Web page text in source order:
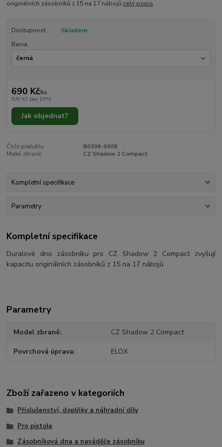
originálních zásobníků z 15 na 17 nábojů celý popis
Dostupnost
Skladem
Barva
690 Kč/ks
570 Kč bez DPH
Jak objednat?
Číslo produktu:
B0306-0008
Model zbraně:
CZ Shadow 2 Compact
Kompletní specifikace
Parametry
Kompletní specifikace
Duralové dno zásobníku pro CZ Shadow 2 Compact zvyšují
kapacitu originálních zásobníků z 15 na 17 nábojů
Parametry
Model zbraně CZ Shadow 2 Compact
Povrchová úprava ELOX
Zboží zařazeno v kategoriích
Příslušenství, doplňky a náhradní díly
Pro pistole
Zásobníková dna a naváděče zásobníku